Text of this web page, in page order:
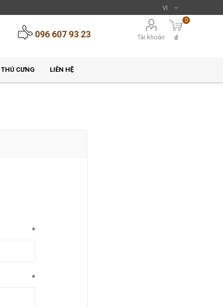
096 607 93 23 Tài khoản
0
đ
CƯNG LIÊN HỆ
*
*